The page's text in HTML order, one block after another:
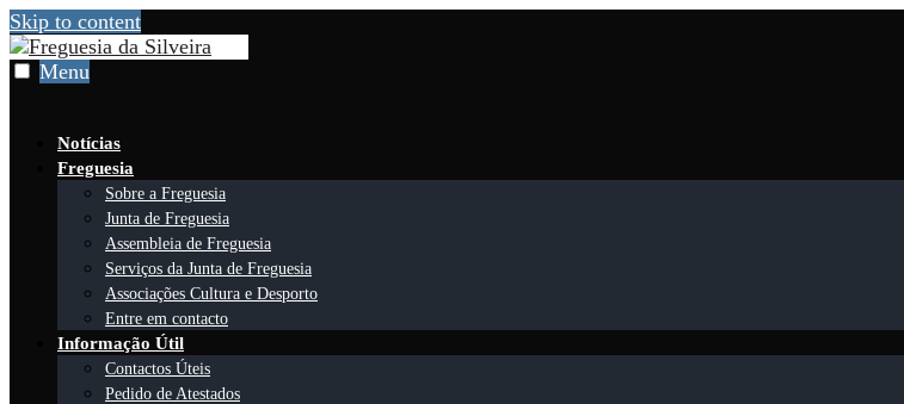
Skip to content
Menu
Notícias
Freguesia
Sobre a Freguesia
Junta de Freguesia
Assembleia de Freguesia
Serviços da Junta de Freguesia
Associações Cultura e Desporto
Entre em contacto
Informação Útil
Contactos Úteis
Pedido de Atestados